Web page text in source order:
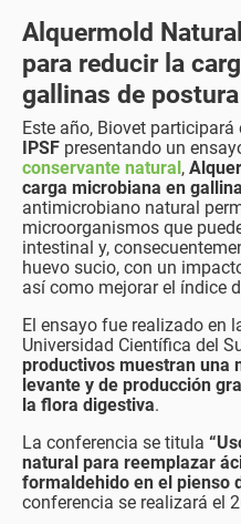
Alquermold
para reducir la
gallinas de
Este año, Biovet participará
IPSF presentando un
conservante natural,
carga microbiana en
antimicrobiano natural
microorganismos que
intestinal y,
huevo sucio, con un
así como mejorar el índice
El ensayo fue realizado en
Universidad Científica del
productivos muestran una
levante y de producción
la flora digestiva.
La conferencia se titula
natural para reemplazar
formaldehido en el pienso
conferencia se realizará el